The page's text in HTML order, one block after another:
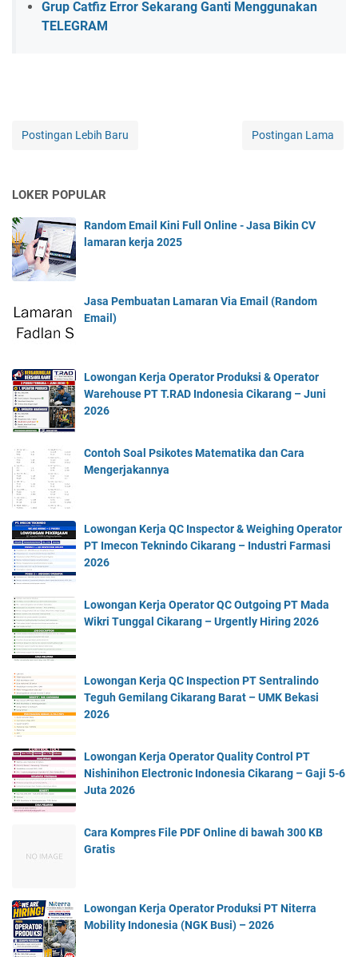
Grup Catfiz Error Sekarang Ganti Menggunakan
TELEGRAM
Postingan Lebih Baru Postingan Lama
LOKER POPULAR
Random Email Kini Full Online - Jasa Bikin CV
lamaran kerja 2025
Jasa Pembuatan Lamaran Via Email (Random
Email)
Lowongan Kerja Operator Produksi & Operator
Warehouse PT T.RAD Indonesia Cikarang – Juni
2026
Contoh Soal Psikotes Matematika dan Cara
Mengerjakannya
Lowongan Kerja QC Inspector & Weighing Operator
PT Imecon Teknindo Cikarang – Industri Farmasi
2026
Lowongan Kerja Operator QC Outgoing PT Mada
Wikri Tunggal Cikarang – Urgently Hiring 2026
Lowongan Kerja QC Inspection PT Sentralindo
Teguh Gemilang Cikarang Barat – UMK Bekasi
2026
Lowongan Kerja Operator Quality Control PT
Nishinihon Electronic Indonesia Cikarang – Gaji 5-6
Juta 2026
Cara Kompres File PDF Online di bawah 300 KB
Gratis
Lowongan Kerja Operator Produksi PT Niterra
Mobility Indonesia (NGK Busi) – 2026